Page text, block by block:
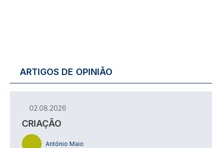
ARTIGOS DE OPINIÃO
02.08.2026
CRIAÇÃO
António Maio